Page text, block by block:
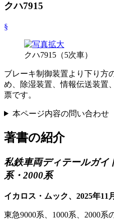
クハ7915
§
クハ7915（5次車）
ブレーキ制御装置より下り方
め、除湿装置、情報伝送装置
票です。
本ページ内容の問い合わせ
著書の紹介
私鉄車両ディテールガ
系・2000系
イカロス・ムック、2025年11
東急9000系、1000系、2000